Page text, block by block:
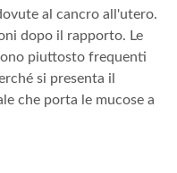
al cancro all'utero.
dopo il rapporto. Le
piuttosto frequenti
si presenta il
che porta le mucose a